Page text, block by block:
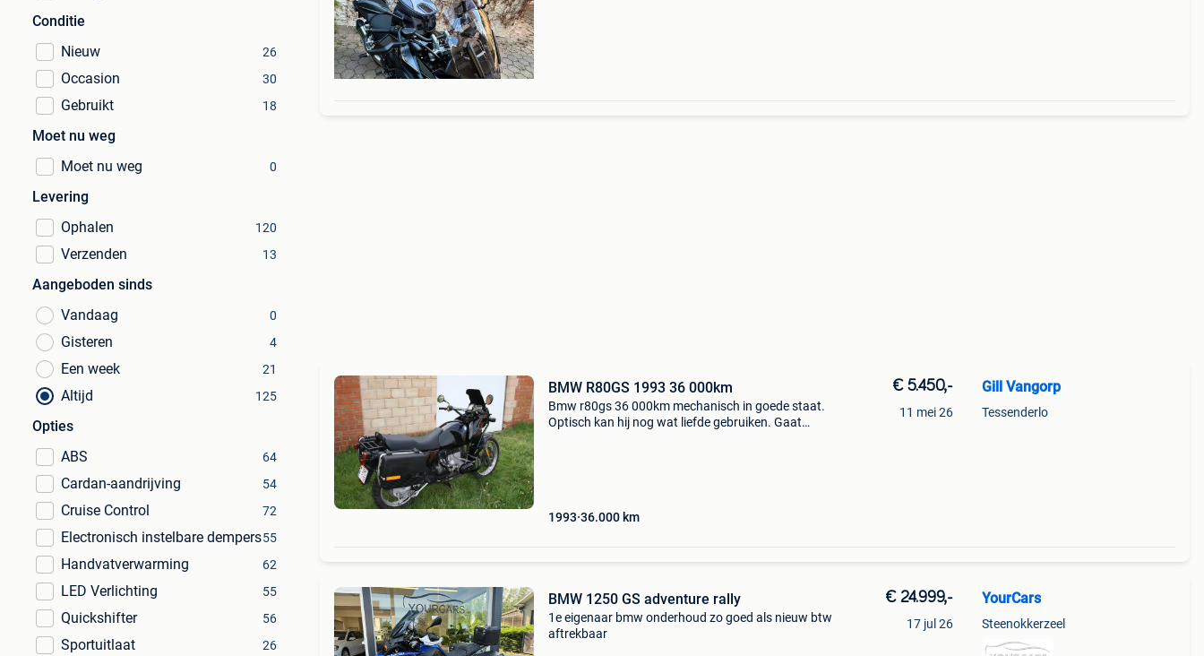
Conditie
Nieuw
26
Occasion 30
Gebruikt 18
Moet nu weg
Moet nu weg
0
Levering
Ophalen
120
Verzenden 13
Aangeboden sinds
Vandaag
0
Gisteren 4
Een week 21
Altijd 125
Opties
ABS
64
Cardan-aandrijving 54
Cruise Control 72
Electronisch instelbare dempers55
Handvatverwarming 62
LED Verlichting 55
Quickshifter 56
Sportuitlaat 26
BMW R80GS 1993 36 000km
Bmw r80gs 36 000km mechanisch in goede staat.
Optisch kan hij nog wat liefde gebruiken. Gaat
1993 36.000 km
€ 5.450,-
11 mei 26
Gill Vangorp
Tessenderlo
BMW 1250 GS adventure rally
1e eigenaar bmw onderhoud zo goed als nieuw btw
aftrekbaar
€ 24.999,-
17 jul 26
YourCars
Steenokkerzeel